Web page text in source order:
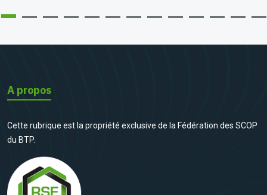
A propos
Cette rubrique est la propriété exclusive de la Fédération des SCOP
du BTP.